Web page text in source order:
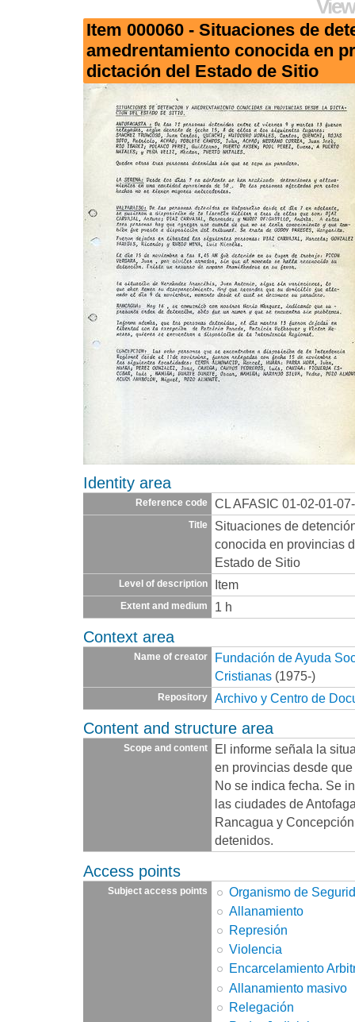
Item 000060 - Situaciones de
amedrentamiento conocida en
dictación del Estado de Sitio
Identity area
Reference code CL AFASIC 01-02-01-
Title
Situaciones de
conocida en provincias
Estado de Sitio
Level of description Item
Extent and medium 1 h
Context area
Name of creator
Fundación de Ayuda
Cristianas (1975-)
Repository Archivo y Centro de
Content and structure area
Scope and content
El informe señala la
en provincias desde
No se indica fecha. Se
las ciudades de
Rancagua y
detenidos.
Access points
Subject access points
Organismo de
Allanamiento
Represión
Violencia
Encarcelamiento
Allanamiento masivo
Relegación